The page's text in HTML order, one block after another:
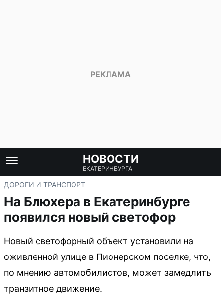
НОВОСТИ
ЕКАТЕРИНБУРГА
ДОРОГИ И ТРАНСПОРТ
На Блюхера в Екатеринбурге
появился новый светофор
Новый светофорный объект установили на
оживленной улице в Пионерском поселке, что,
по мнению автомобилистов, может замедлить
транзитное движение.